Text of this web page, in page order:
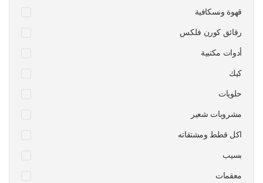
قهوة ونسكافية
رقائق كورن فلكس
أدوات مكتبية
كيك
حلويات
مشروبات شعير
اكل قطط ومشتقاته
بسيب
معقمات